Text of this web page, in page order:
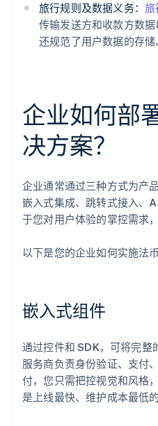
旅行规则及数据义务： 旅
传输发送方和收款方数
还规范了用户数据的存储
企业如何部
决方案？
企业通常通过三种方式为产
嵌入式集成、跳转式接入、
于您对用户体验的掌控需求
以下是您的企业如何实施法
嵌入式组件
通过控件和 SDK，可将完整
服务商负责身份验证、支付
付，您只需把控视觉和风格
是上线最快、维护成本最低的